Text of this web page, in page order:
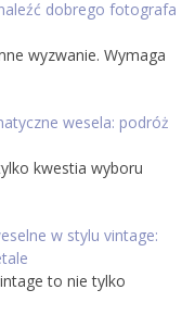
dobrego fotografa
wyzwanie. Wymaga
wesela: podróż
kwestia wyboru
w stylu vintage:
to nie tylko